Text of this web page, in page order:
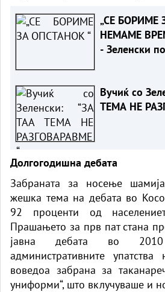
„СЕ БОРИМЕ
НЕМАМЕ
- Зеленски
Вучиќ со
ТЕМА НЕ
Долгогодишна дебата
Забраната за носење
жешка тема на дебата во
92 проценти од
Прашањето за прв пат стана
јавна дебата во
административните упатства
воведоа забрана за
униформи“, што вклучуваше и